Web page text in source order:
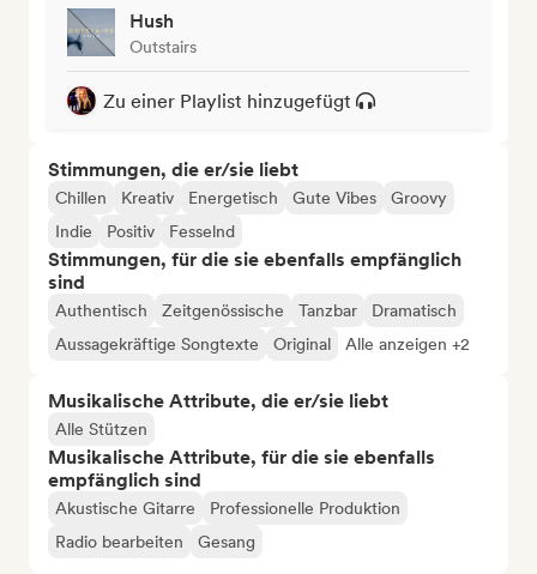
Hush
Outstairs
Zu einer Playlist hinzugefügt
Stimmungen, die er/sie liebt
Chillen Kreativ Energetisch Gute Vibes
Groovy
Indie
Positiv Fesselnd
Stimmungen, für die sie ebenfalls empfänglich
sind
Authentisch Zeitgenössische Tanzbar
Dramatisch
Aussagekräftige Songtexte
Original Alle anzeigen +2
Musikalische Attribute, die er/sie liebt
Alle Stützen
Musikalische Attribute, für die sie ebenfalls
empfänglich sind
Akustische Gitarre
Professionelle Produktion
Radio bearbeiten
Gesang